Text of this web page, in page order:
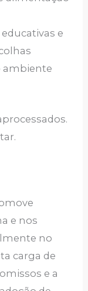
e
ambiente
e nos
no
carga de
e a